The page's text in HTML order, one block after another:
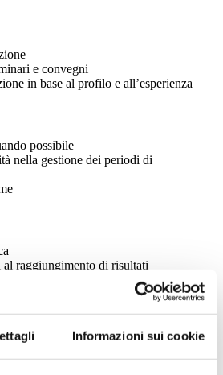
Informazioni sui cookie
e convegni
in base al profilo e all’esperienza
possibile
nella gestione dei periodi di
raggiungimento di risultati